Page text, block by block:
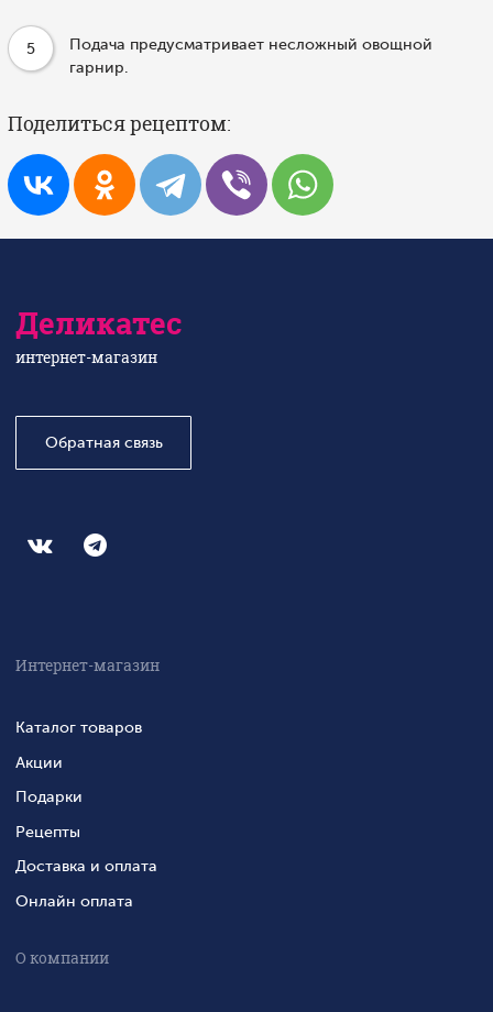
5
Подача предусматривает несложный овощной
гарнир.
Поделиться рецептом:
Деликатес
интернет-магазин
Обратная связь
Интернет-магазин
Каталог товаров
Акции
Подарки
Рецепты
Доставка и оплата
Онлайн оплата
О компании